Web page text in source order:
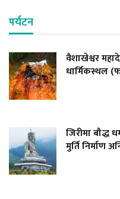
पर्यटन
वैशाखेश्वर
धार्मिकस्थल
जिरीमा बौद्ध
मुर्ति निर्माण